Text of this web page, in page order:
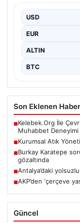
cihaz
Bu güncelleme
USD
EUR
ALTIN
BTC
Son Eklenen
■Kelebek.Org İle
Muhabbet Deneyimi
■Kurumsal Atık
■Burkay Karatepe
gözaltında
■Antalya’daki
■AKP’den ‘çerçeve
Güncel